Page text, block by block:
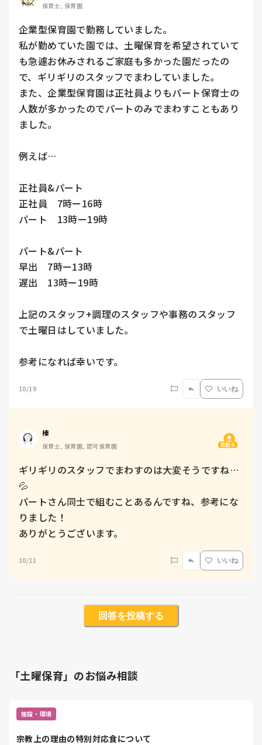
保育士, 保育園
企業型保育園で勤務していました。
私が勤めていた園では、土曜保育を希望されていて
も急遽お休みされるご家庭も多かった園だったの
で、ギリギリのスタッフでまわしていました。
また、企業型保育園は正社員よりもパート保育士の
人数が多かったのでパートのみでまわすこともあり
ました。
例えば…
正社員&パート
正社員　7時ー16時
パート　13時ー19時
パート&パート
早出　7時ー13時
遅出　13時ー19時
上記のスタッフ+調理のスタッフや事務のスタッフ
で土曜日はしていました。
参考になれば幸いです。
10/19 いいね
榛
保育士, 保育園, 認可保育園 質問主
ギリギリのスタッフでまわすのは大変そうですね…
💦
パートさん同士で組むことあるんですね、参考にな
りました！
ありがとうございます。
10/21 いいね
回答を投稿する
「土曜保育」のお悩み相談
施設・環境
宗教上の理由の特別対応食について